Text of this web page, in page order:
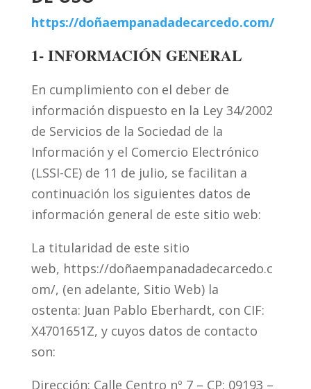
https://doñaempanadadecarcedo.com/
1- INFORMACIÓN GENERAL
En cumplimiento con el deber de
información dispuesto en la Ley 34/2002
de Servicios de la Sociedad de la
Información y el Comercio Electrónico
(LSSI-CE) de 11 de julio, se facilitan a
continuación los siguientes datos de
información general de este sitio web:
La titularidad de este sitio
web, https://doñaempanadadecarcedo.c
om/, (en adelante, Sitio Web) la
ostenta: Juan Pablo Eberhardt, con CIF:
X4701651Z, y cuyos datos de contacto
son:
Dirección: Calle Centro nº 7 – CP: 09193 –